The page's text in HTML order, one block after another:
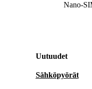
Nano-
Uutuudet
Sähköpyörät